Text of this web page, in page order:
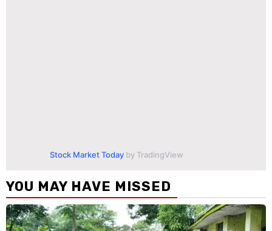
Stock Market Today by TradingView
YOU MAY HAVE MISSED